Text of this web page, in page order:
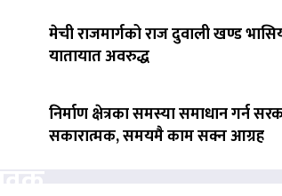
मेची राजमार्गको राज दुवाली खण्ड
यातायात अवरुद्ध
निर्माण क्षेत्रका समस्या समाधान गर्न
सकारात्मक, समयमै काम सक्न आग्रह